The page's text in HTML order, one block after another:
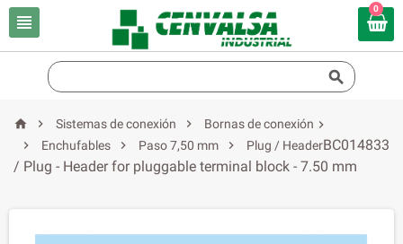

0

  Sistemas de conexión 
Bornas de conexión

Enchufables  Paso 7,50 mm  Plug / Header

BC014833
/ Plug - Header for pluggable terminal block - 7.50 mm